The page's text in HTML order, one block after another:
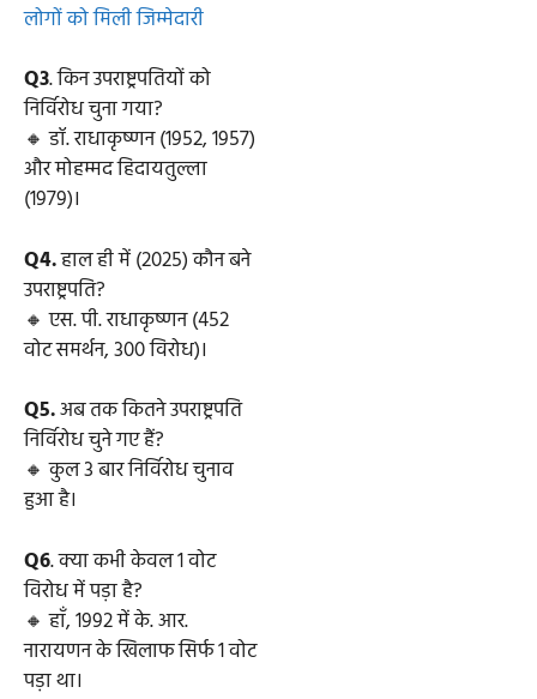
लोगों को मिली जिम्मेदारी
Q3. किन उपराष्ट्रपतियों को
निर्विरोध चुना गया?
🔸 डॉ. राधाकृष्णन (1952, 1957)
और मोहम्मद हिदायतुल्ला
(1979)।
Q4.हाल ही में (2025) कौन बने
उपराष्ट्रपति?
🔸 एस. पी. राधाकृष्णन (452
वोट समर्थन, 300 विरोध)।
Q5.अब तक कितने उपराष्ट्रपति
निर्विरोध चुने गए हैं?
🔸 कुल 3 बार निर्विरोध चुनाव
हुआ है।
Q6. क्या कभी केवल 1 वोट
विरोध में पड़ा है?
🔸 हाँ, 1992 में के. आर.
नारायणन के खिलाफ सिर्फ 1 वोट
पड़ा था।